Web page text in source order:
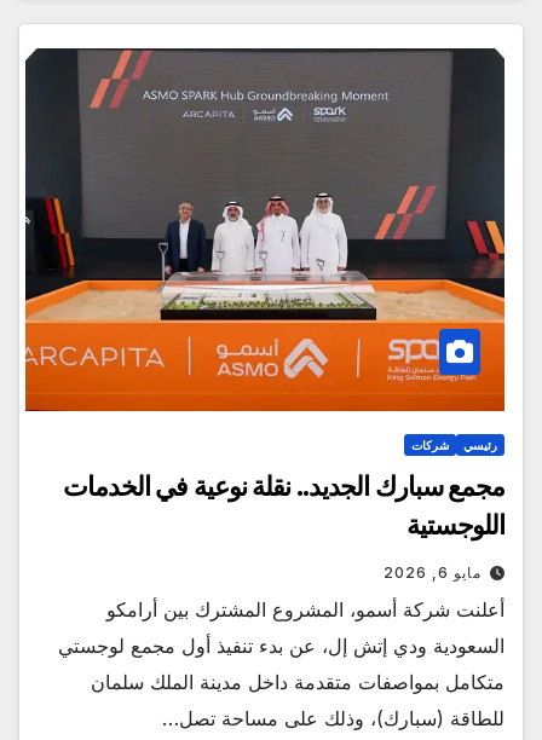
رئيسي شركات
مجمع سبارك الجديد.. نقلة نوعية في الخدمات
اللوجستية
مايو 6, 2026
أعلنت شركة أسمو، المشروع المشترك بين أرامكو
السعودية ودي إتش إل، عن بدء تنفيذ أول مجمع لوجستي
متكامل بمواصفات متقدمة داخل مدينة الملك سلمان
للطاقة (سبارك)، وذلك على مساحة تصل…